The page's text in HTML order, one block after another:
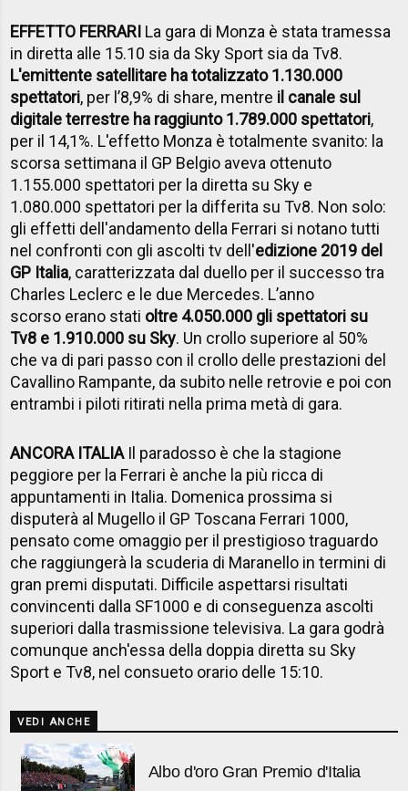
EFFETTO FERRARI La gara di Monza è stata tramessa
in diretta alle 15.10 sia da Sky Sport sia da Tv8.
L'emittente satellitare ha totalizzato 1.130.000
spettatori, per l’8,9% di share, mentre il canale sul
digitale terrestre ha raggiunto 1.789.000 spettatori,
per il 14,1%. L'effetto Monza è totalmente svanito: la
scorsa settimana il GP Belgio aveva ottenuto
1.155.000 spettatori per la diretta su Sky e
1.080.000 spettatori per la differita su Tv8. Non solo:
gli effetti dell'andamento della Ferrari si notano tutti
nel confronti con gli ascolti tv dell'edizione 2019 del
GP Italia, caratterizzata dal duello per il successo tra
Charles Leclerc e le due Mercedes. L’anno
scorso erano stati oltre 4.050.000 gli spettatori su
Tv8 e 1.910.000 su Sky. Un crollo superiore al 50%
che va di pari passo con il crollo delle prestazioni del
Cavallino Rampante, da subito nelle retrovie e poi con
entrambi i piloti ritirati nella prima metà di gara.
ANCORA ITALIAIl paradosso è che la stagione
peggiore per la Ferrari è anche la più ricca di
appuntamenti in Italia. Domenica prossima si
disputerà al Mugello il GP Toscana Ferrari 1000,
pensato come omaggio per il prestigioso traguardo
che raggiungerà la scuderia di Maranello in termini di
gran premi disputati. Difficile aspettarsi risultati
convincenti dalla SF1000 e di conseguenza ascolti
superiori dalla trasmissione televisiva. La gara godrà
comunque anch'essa della doppia diretta su Sky
Sport e Tv8, nel consueto orario delle 15:10.
VEDI ANCHE
Albo d'oro Gran Premio d'Italia